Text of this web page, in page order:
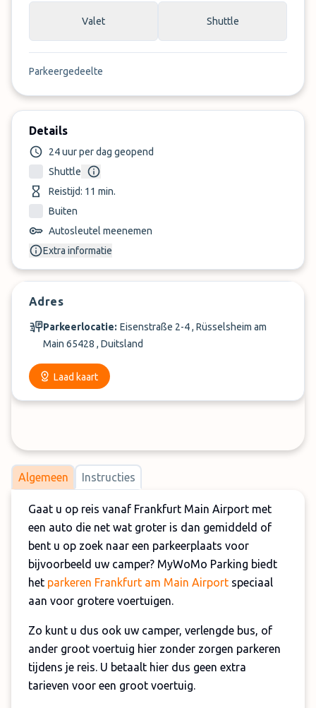
Valet Shuttle
Parkeergedeelte
Details
24 uur per dag geopend
Shuttle
Reistijd: 11 min.
Buiten
Autosleutel meenemen
Extra informatie
Adres
Parkeerlocatie: Eisenstraße 2-4 , Rüsselsheim am
Main 65428 , Duitsland
Laad kaart
Algemeen Instructies
Gaat u op reis vanaf Frankfurt Main Airport met
een auto die net wat groter is dan gemiddeld of
bent u op zoek naar een parkeerplaats voor
bijvoorbeeld uw camper? MyWoMo Parking biedt
het parkeren Frankfurt am Main Airport speciaal
aan voor grotere voertuigen.
Zo kunt u dus ook uw camper, verlengde bus, of
ander groot voertuig hier zonder zorgen parkeren
tijdens je reis. U betaalt hier dus geen extra
tarieven voor een groot voertuig.